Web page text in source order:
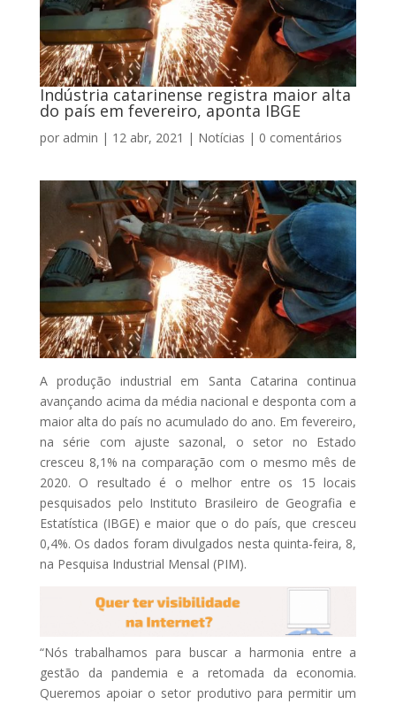
Indústria catarinense registra maior alta
do país em fevereiro, aponta IBGE
por admin | 12 abr, 2021 | Notícias | 0 comentários
A produção industrial em Santa Catarina continua
avançando acima da média nacional e desponta com a
maior alta do país no acumulado do ano. Em fevereiro,
na série com ajuste sazonal, o setor no Estado
cresceu 8,1% na comparação com o mesmo mês de
2020. O resultado é o melhor entre os 15 locais
pesquisados pelo Instituto Brasileiro de Geografia e
Estatística (IBGE) e maior que o do país, que cresceu
0,4%. Os dados foram divulgados nesta quinta-feira, 8,
na Pesquisa Industrial Mensal (PIM).
“Nós trabalhamos para buscar a harmonia entre a
gestão da pandemia e a retomada da economia.
Queremos apoiar o setor produtivo para permitir um